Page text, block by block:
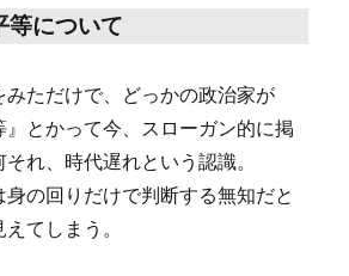
等について
みただけで、どっかの政治家が
』とかって今、スローガン的に掲
れ、時代遅れという認識。
身の回りだけで判断する無知だと
てしまう。